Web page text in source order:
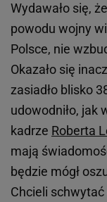
Wydawało się, że
powodu wojny
Polsce, nie
Okazało się
zasiadło blisko
udowodniło, jak
kadrze Roberta
mają
będzie mógł
Chcieli